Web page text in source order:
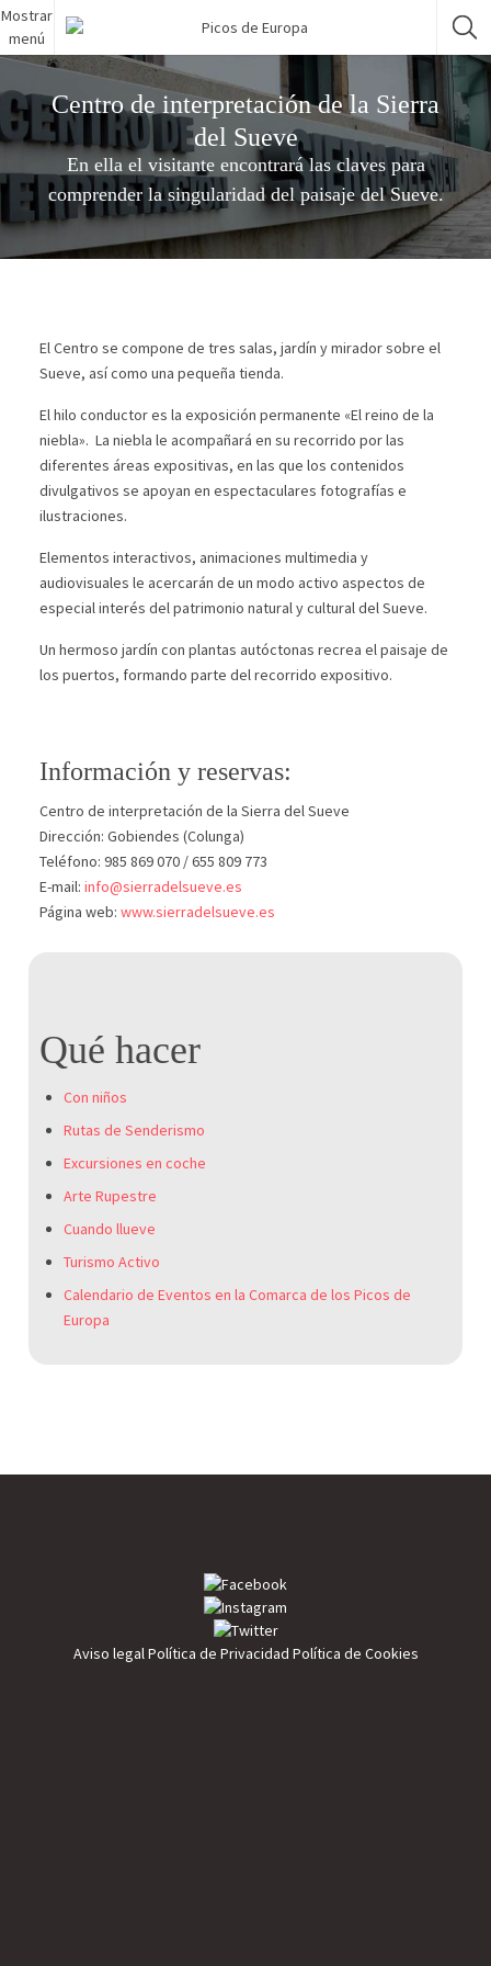
Mostrar
menú
Centro de interpretación de la Sierra
del Sueve
En ella el visitante encontrará las claves para
comprender la singularidad del paisaje del Sueve.
El Centro se compone de tres salas, jardín y mirador sobre el
Sueve, así como una pequeña tienda.
El hilo conductor es la exposición permanente «El reino de la
niebla». La niebla le acompañará en su recorrido por las
diferentes áreas expositivas, en las que los contenidos
divulgativos se apoyan en espectaculares fotografías e
ilustraciones.
Elementos interactivos, animaciones multimedia y
audiovisuales le acercarán de un modo activo aspectos de
especial interés del patrimonio natural y cultural del Sueve.
Un hermoso jardín con plantas autóctonas recrea el paisaje de
los puertos, formando parte del recorrido expositivo.
Información y reservas:
Centro de interpretación de la Sierra del Sueve
Dirección: Gobiendes (Colunga)
Teléfono: 985 869 070 / 655 809 773
E-mail: info@sierradelsueve.es
Página web: www.sierradelsueve.es
Qué hacer
Con niños
Rutas de Senderismo
Excursiones en coche
Arte Rupestre
Cuando llueve
Turismo Activo
Calendario de Eventos en la Comarca de los Picos de
Europa
Aviso legalPolítica de Privacidad Política de Cookies